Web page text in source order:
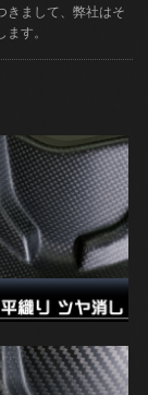
きまして、弊社はそ
す。